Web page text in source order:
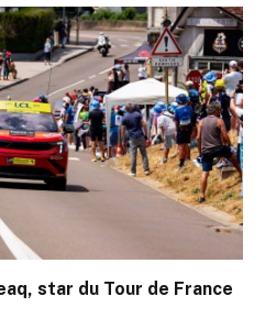
star du Tour de France